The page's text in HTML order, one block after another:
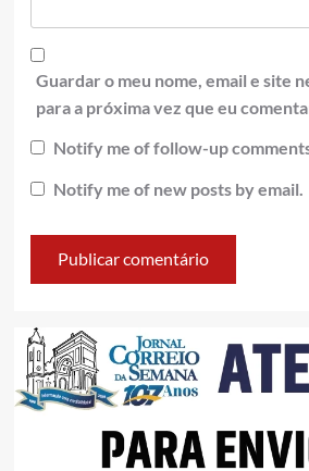
Guardar o meu nome, email e site
para a próxima vez que eu
Notify me of follow-up
Notify me of new posts by email.